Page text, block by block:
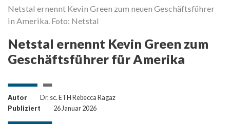
Netstal ernennt Kevin Green zum neuen Geschäftsführer
in Amerika. Foto: Netstal
Netstal ernennt Kevin Green zum
Geschäftsführer für Amerika
Autor
Dr. sc. ETH Rebecca Ragaz
Publiziert
26 Januar 2026